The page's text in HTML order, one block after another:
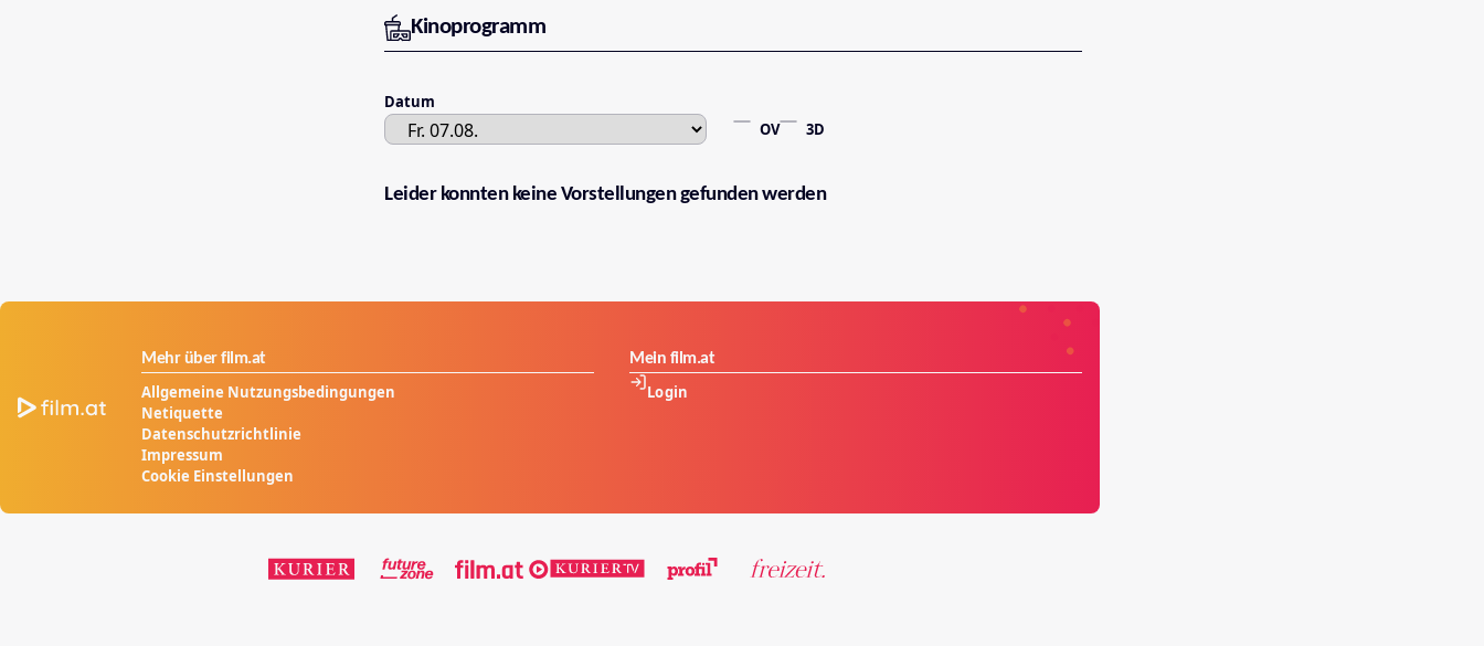
Kinoprogramm
Datum
OV
3D
Leider konnten keine Vorstellungen gefunden werden
Mehr über film.at
Allgemeine Nutzungsbedingungen
Netiquette
Datenschutzrichtlinie
Impressum
Cookie Einstellungen
Mein film.at
Login